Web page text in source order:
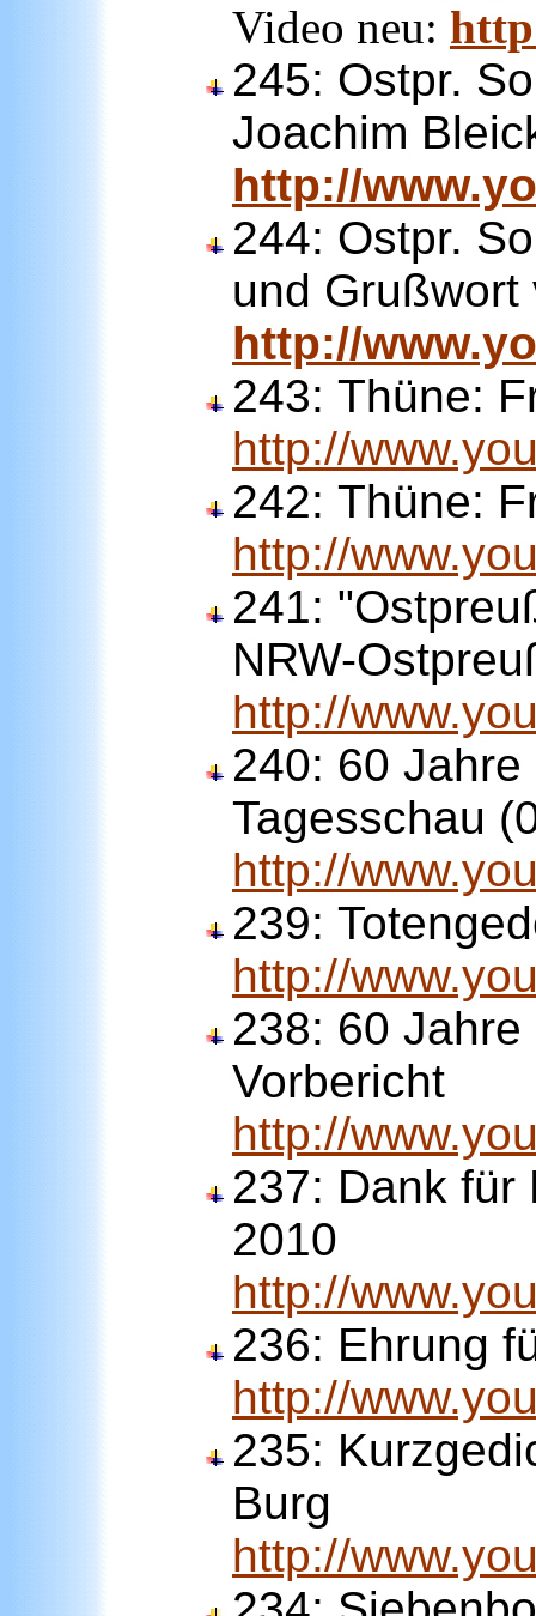
Video neu:
245: Ostpr.
Joachim
http://
244: Ostpr.
und
http://
243: Thüne:
http://
242: Thüne:
http://
241:
NRW-
http://
240: 60
Tagesschau
http://
239:
http://
238: 60
Vorbericht
http://
237: Dank für
2010
http://
236: Ehrung
http://
235:
Burg
http://